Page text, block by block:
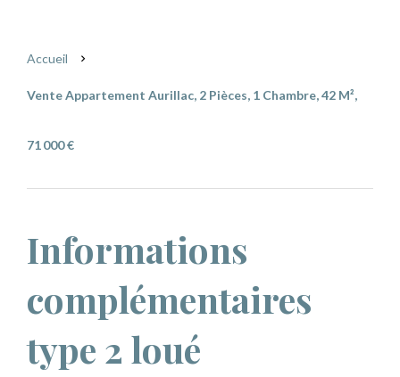
Accueil
Vente Appartement Aurillac, 2 Pièces, 1 Chambre, 42 M²,
71 000 €
Informations
complémentaires
type 2 loué